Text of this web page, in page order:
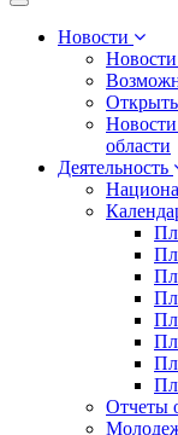
Toggle
navigationНовости
области
Деятельность
Отчеты